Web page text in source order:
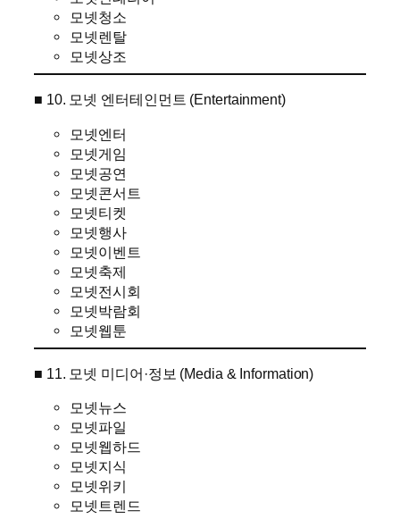
모넷청소
모넷렌탈
모넷상조
■ 10. 모넷 엔터테인먼트 (Entertainment)
모넷엔터
모넷게임
모넷공연
모넷콘서트
모넷티켓
모넷행사
모넷이벤트
모넷축제
모넷전시회
모넷박람회
모넷웹툰
■ 11. 모넷 미디어·정보 (Media & Information)
모넷뉴스
모넷파일
모넷웹하드
모넷지식
모넷위키
모넷트렌드